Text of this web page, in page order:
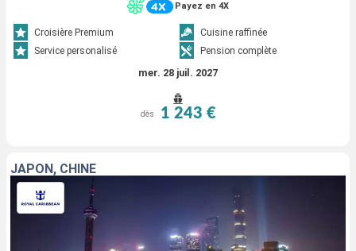
Payez en 4X
Croisière Premium
Cuisine raffinée
Service personalisé
Pension complète
mer. 28 juil. 2027
dès 1 243 €
JAPON, CHINE